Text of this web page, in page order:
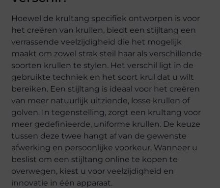
Hoewel de krultang specifiek ontworpen is voor
het creëren van krullen, biedt een stijltang een
verrassende veelzijdigheid die het mogelijk
maakt om zowel strak steil haar als verschillende
soorten krullen te stylen. Het verschil ligt in de
gebruikte techniek en het soort krul dat u wilt
bereiken. Een stijltang is ideaal voor het creëren
van meer natuurlijk uitziende, losse krullen of
golven. In tegenstelling, zorgt een krultang voor
meer gedefinieerde, uniforme krullen. De keuze
tussen deze twee hangt af van de gewenste
afwerking en persoonlijke voorkeur. Wanneer u
beslist om een stijltang online te kopen te
overwegen, kiest u voor veelzijdigheid en
innovatie in één apparaat.